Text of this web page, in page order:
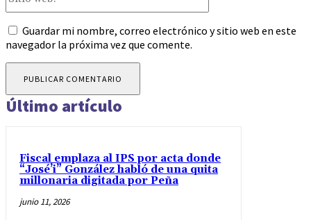
Guardar mi nombre, correo electrónico y sitio web en este
navegador la próxima vez que comente.
Último artículo
Fiscal emplaza al IPS por acta donde
“José’i” González habló de una quita
millonaria digitada por Peña
junio 11, 2026